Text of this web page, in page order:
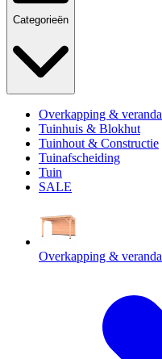
Categorieën
Overkapping & veranda
Tuinhuis & Blokhut
Tuinhout & Constructie
Tuinafscheiding
Tuin
SALE
Overkapping & veranda